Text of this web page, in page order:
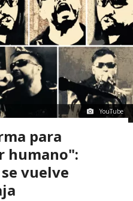
YouTube
para
humano":
vuelve